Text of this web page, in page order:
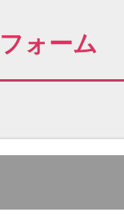
ォーム